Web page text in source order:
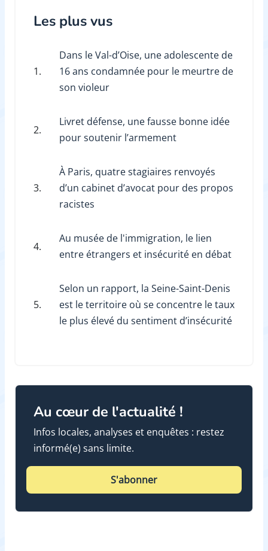
Les plus vus
1.
Dans le Val-d’Oise, une adolescente de
16 ans condamnée pour le meurtre de
son violeur
2.
Livret défense, une fausse bonne idée
pour soutenir l’armement
3.
À Paris, quatre stagiaires renvoyés
d’un cabinet d’avocat pour des propos
racistes
4.
Au musée de l'immigration, le lien
entre étrangers et insécurité en débat
5.
Selon un rapport, la Seine-Saint-Denis
est le territoire où se concentre le taux
le plus élevé du sentiment d’insécurité
Au cœur de l'actualité !
Infos locales, analyses et enquêtes : restez
informé(e) sans limite.
S'abonner